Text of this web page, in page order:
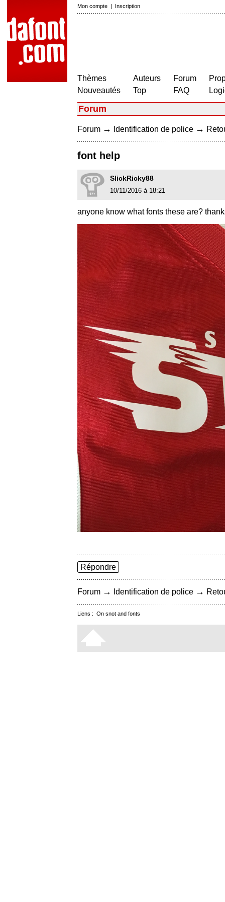
Mon compte | Inscription
Thèmes
Nouveautés
Auteurs
Top
Forum
FAQ
Forum
Forum → Identification de police →
font help
SlickRicky88
10/11/2016 à 18:21
anyone know what fonts these are?
Répondre
Forum → Identification de police →
Liens : On snot and fonts